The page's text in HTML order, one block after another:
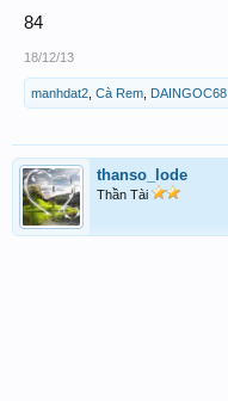
84
18/12/13
manhdat2 Cà Rem DAINGOC68
thanso_lode
Thần Tài